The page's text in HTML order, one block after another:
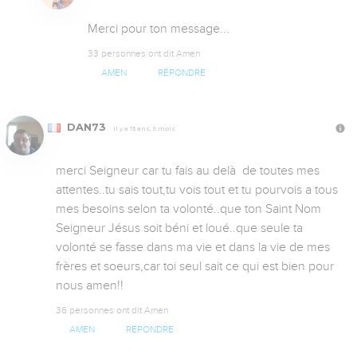
Merci pour ton message...
33 personnes ont dit Amen
AMEN RÉPONDRE
DAN73 Il y a 13 ans, 5 mois
merci Seigneur car tu fais au delà  de toutes mes
attentes..tu sais tout,tu vois tout et tu pourvois a tous
mes besoins selon ta volonté..que ton Saint Nom
Seigneur Jésus soit béni et loué..que seule ta
volonté se fasse dans ma vie et dans la vie de mes
frères et soeurs,car toi seul sait ce qui est bien pour
nous amen!!
36 personnes ont dit Amen
AMEN RÉPONDRE